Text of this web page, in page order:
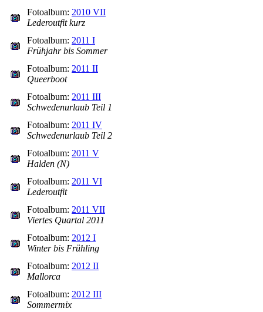
Fotoalbum: 2010 VII
Lederoutfit kurz
Fotoalbum: 2011 I
Frühjahr bis Sommer
Fotoalbum: 2011 II
Queerboot
Fotoalbum: 2011 III
Schwedenurlaub Teil 1
Fotoalbum: 2011 IV
Schwedenurlaub Teil 2
Fotoalbum: 2011 V
Halden (N)
Fotoalbum: 2011 VI
Lederoutfit
Fotoalbum: 2011 VII
Viertes Quartal 2011
Fotoalbum: 2012 I
Winter bis Frühling
Fotoalbum: 2012 II
Mallorca
Fotoalbum: 2012 III
Sommermix